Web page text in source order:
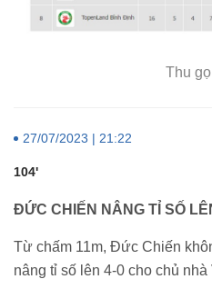
Thu
27/07/2023 | 21:22
104'
ĐỨC CHIẾN NÂNG TỈ SỐ
Từ chấm 11m, Đức Chiến
nâng tỉ số lên 4-0 cho chủ nhà